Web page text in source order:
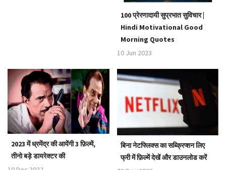
100 प्रेरणादायी सुप्रभात सुविचार |
Hindi Motivational Good
Morning Quotes
10 Jun 2023
2023 में ध्रमेंद्र की आयेंगी 3 फ़िल्में,
तीनो बड़े डायरेक्टर की
बिना नेटफ्लिक्स का सब्क्रिप्शन लिए
फ्री में फ़िल्में देखें और डाउनलोड करें